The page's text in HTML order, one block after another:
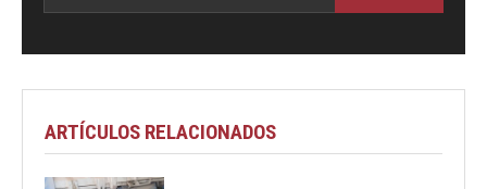
ARTÍCULOS RELACIONADOS